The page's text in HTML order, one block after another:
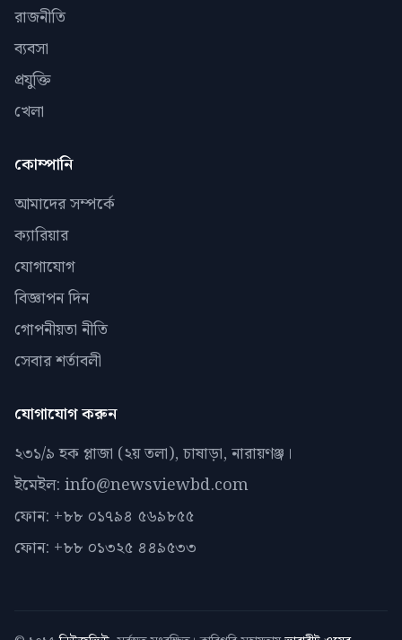
রাজনীতি
ব্যবসা
প্রযুক্তি
খেলা
কোম্পানি
আমাদের সম্পর্কে
ক্যারিয়ার
যোগাযোগ
বিজ্ঞাপন দিন
গোপনীয়তা নীতি
সেবার শর্তাবলী
যোগাযোগ করুন
২৩১/৯ হক প্লাজা (২য় তলা), চাষাড়া, নারায়ণঞ্জ।
ইমেইল: info@newsviewbd.com
ফোন: +৮৮ ০১৭৯৪ ৫৬৯৮৫৫
ফোন: +৮৮ ০১৩২৫ ৪৪৯৫৩৩